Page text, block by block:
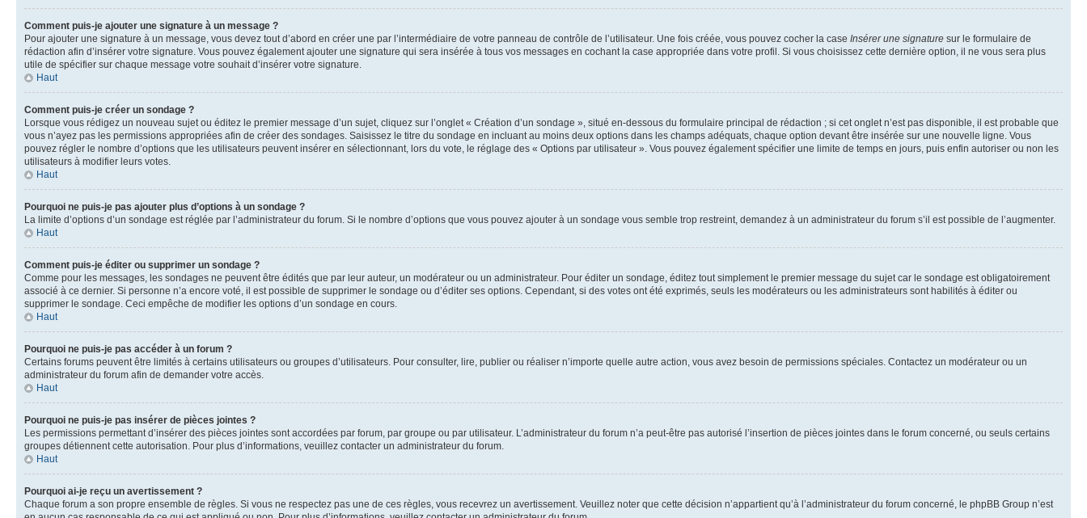
Comment puis-je ajouter une signature à un message ?
Pour ajouter une signature à un message, vous devez tout d’abord en créer une par l’intermédiaire de votre panneau de contrôle de l’utilisateur. Une fois créée, vous pouvez cocher la case Insérer une signature sur le formulaire de
rédaction afin d’insérer votre signature. Vous pouvez également ajouter une signature qui sera insérée à tous vos messages en cochant la case appropriée dans votre profil. Si vous choisissez cette dernière option, il ne vous sera plus
utile de spécifier sur chaque message votre souhait d’insérer votre signature.
Haut
Comment puis-je créer un sondage ?
Lorsque vous rédigez un nouveau sujet ou éditez le premier message d’un sujet, cliquez sur l’onglet « Création d’un sondage », situé en-dessous du formulaire principal de rédaction ; si cet onglet n’est pas disponible, il est probable que
vous n’ayez pas les permissions appropriées afin de créer des sondages. Saisissez le titre du sondage en incluant au moins deux options dans les champs adéquats, chaque option devant être insérée sur une nouvelle ligne. Vous
pouvez régler le nombre d’options que les utilisateurs peuvent insérer en sélectionnant, lors du vote, le réglage des « Options par utilisateur ». Vous pouvez également spécifier une limite de temps en jours, puis enfin autoriser ou non les
utilisateurs à modifier leurs votes.
Haut
Pourquoi ne puis-je pas ajouter plus d’options à un sondage ?
La limite d’options d’un sondage est réglée par l’administrateur du forum. Si le nombre d’options que vous pouvez ajouter à un sondage vous semble trop restreint, demandez à un administrateur du forum s’il est possible de l’augmenter.
Haut
Comment puis-je éditer ou supprimer un sondage ?
Comme pour les messages, les sondages ne peuvent être édités que par leur auteur, un modérateur ou un administrateur. Pour éditer un sondage, éditez tout simplement le premier message du sujet car le sondage est obligatoirement
associé à ce dernier. Si personne n’a encore voté, il est possible de supprimer le sondage ou d’éditer ses options. Cependant, si des votes ont été exprimés, seuls les modérateurs ou les administrateurs sont habilités à éditer ou
supprimer le sondage. Ceci empêche de modifier les options d’un sondage en cours.
Haut
Pourquoi ne puis-je pas accéder à un forum ?
Certains forums peuvent être limités à certains utilisateurs ou groupes d’utilisateurs. Pour consulter, lire, publier ou réaliser n’importe quelle autre action, vous avez besoin de permissions spéciales. Contactez un modérateur ou un
administrateur du forum afin de demander votre accès.
Haut
Pourquoi ne puis-je pas insérer de pièces jointes ?
Les permissions permettant d’insérer des pièces jointes sont accordées par forum, par groupe ou par utilisateur. L’administrateur du forum n’a peut-être pas autorisé l’insertion de pièces jointes dans le forum concerné, ou seuls certains
groupes détiennent cette autorisation. Pour plus d’informations, veuillez contacter un administrateur du forum.
Haut
Pourquoi ai-je reçu un avertissement ?
Chaque forum a son propre ensemble de règles. Si vous ne respectez pas une de ces règles, vous recevrez un avertissement. Veuillez noter que cette décision n’appartient qu’à l’administrateur du forum concerné, le phpBB Group n’est